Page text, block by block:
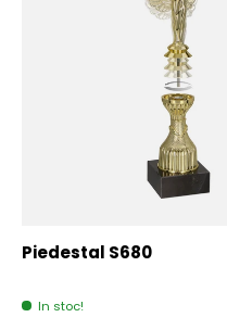
Piedestal S680
In stoc!